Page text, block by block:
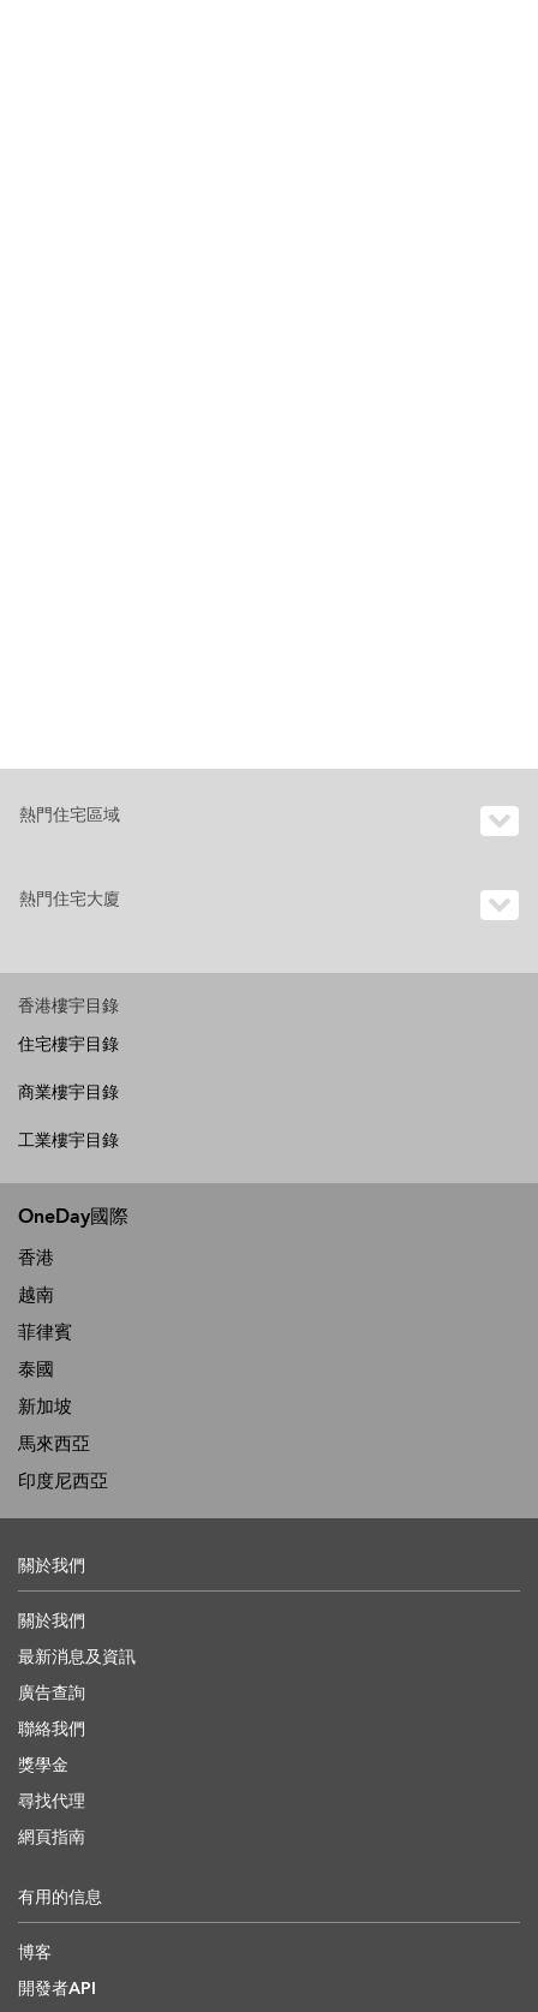
熱門住宅區域
熱門住宅大廈
香港樓宇目錄
住宅樓宇目錄
商業樓宇目錄
工業樓宇目錄
OneDay國際
香港
越南
菲律賓
泰國
新加坡
馬來西亞
印度尼西亞
關於我們
關於我們
最新消息及資訊
廣告查詢
聯絡我們
獎學金
尋找代理
網頁指南
有用的信息
博客
開發者API